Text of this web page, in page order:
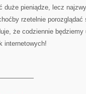
duże pieniądze, lecz
rzetelnie
że codziennie
internetowych!